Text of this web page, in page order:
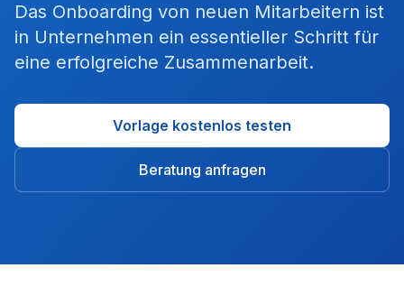
Das Onboarding von neuen Mitarbeitern ist
in Unternehmen ein essentieller Schritt für
eine erfolgreiche Zusammenarbeit.
Vorlage kostenlos testen
Beratung anfragen